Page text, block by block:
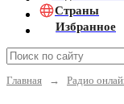
Страны
Избранное
Главная
→ Радио